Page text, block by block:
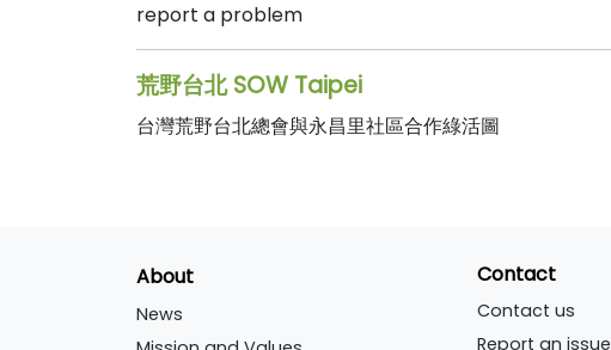
report a problem
荒野台北 SOW Taipei
台灣荒野台北總會與永昌里社區合作綠活圖
About
News
Contact
Contact us
Report an issue